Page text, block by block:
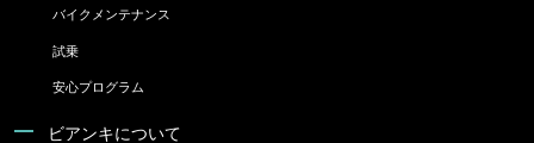
バイクメンテナンス
試乗
安心プログラム
ビアンキについて